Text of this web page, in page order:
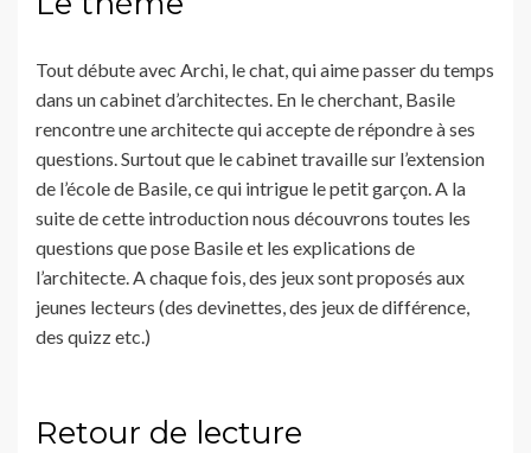
Tout débute avec Archi, le chat, qui aime passer du temps
dans un cabinet d’architectes. En le cherchant, Basile
rencontre une architecte qui accepte de répondre à ses
questions. Surtout que le cabinet travaille sur l’extension
de l’école de Basile, ce qui intrigue le petit garçon. A la
suite de cette introduction nous découvrons toutes les
questions que pose Basile et les explications de
l’architecte. A chaque fois, des jeux sont proposés aux
jeunes lecteurs (des devinettes, des jeux de différence,
des quizz etc.)
Retour de lecture